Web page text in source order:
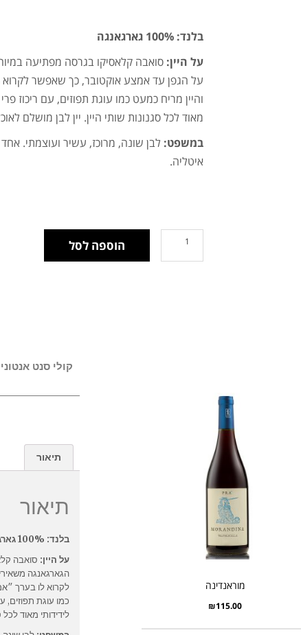
בלנד: 100% גארגאנגה
על היין: סואבה קלאסיקו בגרסה מפתיעה
על הגפן עד אמצע אוקטובר, כך שאפשר לקרוא
והיין מריח כמעט כמו עוגת תפוזים, עם ריכוז
מאוד לכל סגנונות שותי היין. יין לבן מושלם
במשפט: לבן שונה, מרוכז, עשיר ועוצמתי.
איטליה.
הוספה לסל
מוראנדינה
₪115.00
קולי סנט
תיאור
תיאור
בלנד: 100% גארגאנגה
על היין: סואבה
הגארגאנגה
לקרוא לו בערך
כמו עוגת תפוזים,
לידידותי מאוד לכל